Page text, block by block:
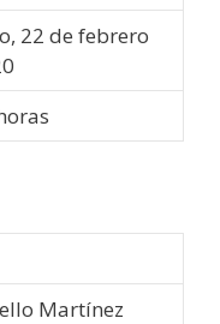
22 de febrero
Martínez